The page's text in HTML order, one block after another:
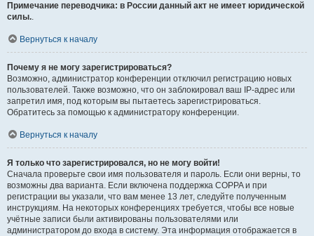
Примечание переводчика: в России данный акт не имеет юридической
силы..
Вернуться к началу
Почему я не могу зарегистрироваться?
Возможно, администратор конференции отключил регистрацию новых
пользователей. Также возможно, что он заблокировал ваш IP-адрес или
запретил имя, под которым вы пытаетесь зарегистрироваться.
Обратитесь за помощью к администратору конференции.
Вернуться к началу
Я только что зарегистрировался, но не могу войти!
Сначала проверьте свои имя пользователя и пароль. Если они верны, то
возможны два варианта. Если включена поддержка COPPA и при
регистрации вы указали, что вам менее 13 лет, следуйте полученным
инструкциям. На некоторых конференциях требуется, чтобы все новые
учётные записи были активированы пользователями или
администратором до входа в систему. Эта информация отображается в